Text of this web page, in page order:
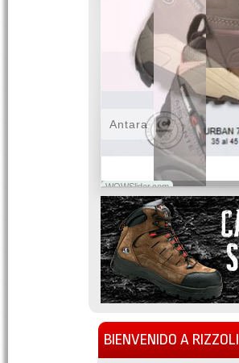
WOWSlider.com
Antara
BIENVENIDO A RIZZOLI